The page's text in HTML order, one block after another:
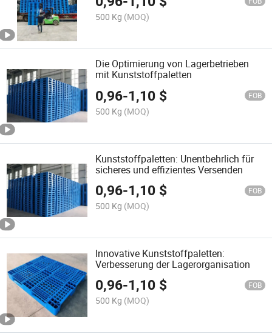
500 Kg (MOQ)
Die Optimierung von Lagerbetrieben
mit Kunststoffpaletten
0,96-1,10 $ FOB
500 Kg (MOQ)
Kunststoffpaletten: Unentbehrlich für
sicheres und effizientes Versenden
0,96-1,10 $ FOB
500 Kg (MOQ)
Innovative Kunststoffpaletten:
Verbesserung der Lagerorganisation
0,96-1,10 $ FOB
500 Kg (MOQ)